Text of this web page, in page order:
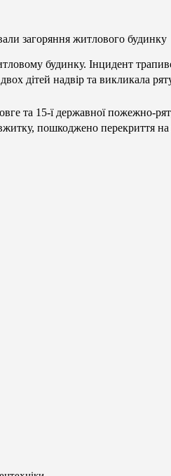
загоряння житлового будинку
будинку. Інцидент
дітей надвір та викликала
та 15-ї державної пожежно-
пошкоджено перекриття